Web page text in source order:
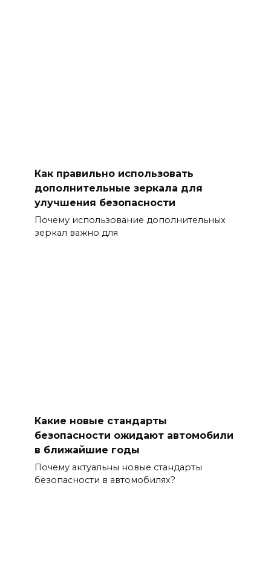
Как правильно использовать
дополнительные зеркала для
улучшения безопасности
Почему использование дополнительных
зеркал важно для
Какие новые стандарты
безопасности ожидают автомобили
в ближайшие годы
Почему актуальны новые стандарты
безопасности в автомобилях?